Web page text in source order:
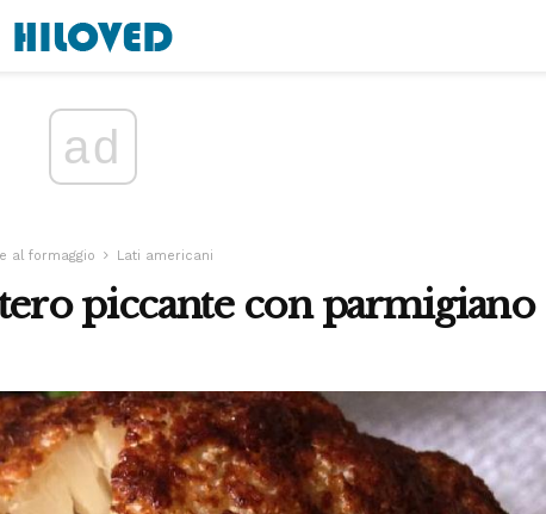
ad
al formaggio Lati americani
piccante con parmigiano